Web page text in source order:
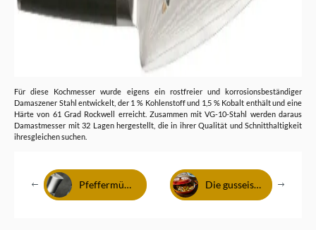
Für diese Kochmesser wurde eigens ein rostfreier und korrosionsbeständiger
Damaszener Stahl entwickelt, der 1 % Kohlenstoff und 1,5 % Kobalt enthält und eine
Härte von 61 Grad Rockwell erreicht. Zusammen mit VG-10-Stahl werden daraus
Damastmesser mit 32 Lagen hergestellt, die in ihrer Qualität und Schnitthaltigkeit
ihresgleichen suchen.
Pfeffermühlen bei Stiftung Warentest Die gusseiserne Pfanne kehrt zurück